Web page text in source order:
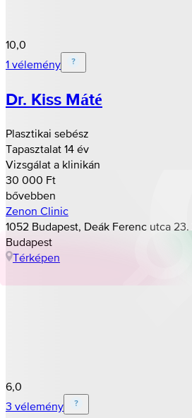
10,0
1 vélemény
Dr. Kiss Máté
Plasztikai sebész
Tapasztalat 14 év
Vizsgálat a klinikán
30 000 Ft
bővebben
Zenon Clinic
1052 Budapest, Deák Ferenc utca
Budapest
Térképen
6,0
3 vélemény